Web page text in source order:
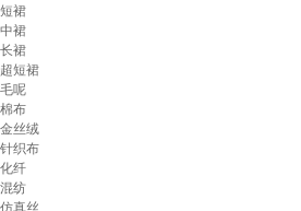
短裙
中裙
长裙
超短裙
毛呢
棉布
金丝绒
针织布
化纤
混纺
仿真丝